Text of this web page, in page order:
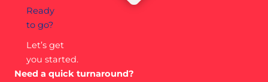
Ready
to go?
Let’s get
you started.
Need a quick turnaround?